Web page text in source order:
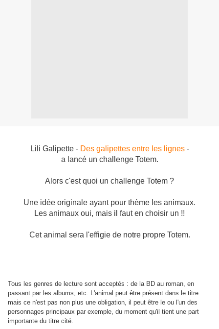
Lili Galipette - Des galipettes entre les lignes-
a lancé un challenge Totem.
Alors c'est quoi un challenge Totem ?
Une idée originale ayant pour thème les animaux.
Les animaux oui, mais il faut en choisir un !!
Cet animal sera l'effigie de notre propre Totem.
Tous les genres de lecture sont acceptés : de la BD au roman, en
passant par les albums, etc. L'animal peut être présent dans le titre
mais ce n'est pas non plus une obligation, il peut être le ou l'un des
personnages principaux par exemple, du moment qu'il tient une part
importante du titre cité.